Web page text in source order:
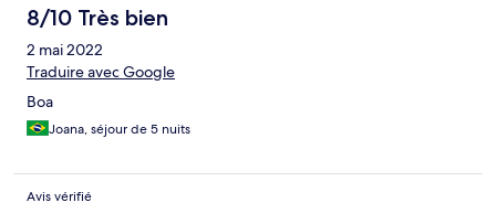
8/10 Très bien
2 mai 2022
Traduire avec Google
Boa
Joana, séjour de 5 nuits
Avis vérifié